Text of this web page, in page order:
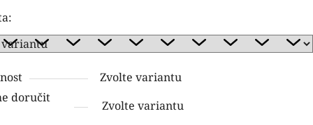
Zvolte variantu
doručit
Zvolte variantu